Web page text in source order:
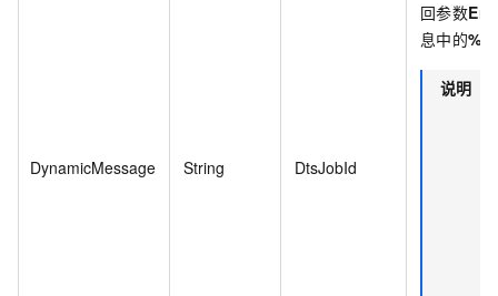
DynamicMessage String DtsJobId
回参数
息中的%s
说明